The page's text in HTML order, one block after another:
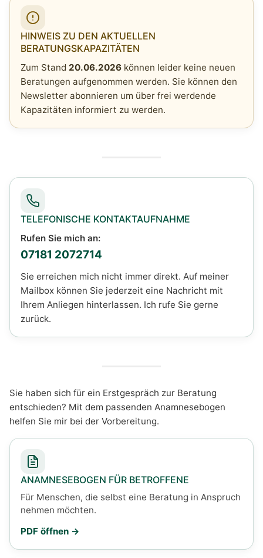
HINWEIS ZU DEN AKTUELLEN
BERATUNGSKAPAZITÄTEN
Zum Stand 20.06.2026 können leider keine neuen
Beratungen aufgenommen werden. Sie können den
Newsletter abonnieren um über frei werdende
Kapazitäten informiert zu werden.
TELEFONISCHE KONTAKTAUFNAHME
Rufen Sie mich an:
07181 2072714
Sie erreichen mich nicht immer direkt. Auf meiner
Mailbox können Sie jederzeit eine Nachricht mit
Ihrem Anliegen hinterlassen. Ich rufe Sie gerne
zurück.
Sie haben sich für ein Erstgespräch zur Beratung
entschieden? Mit dem passenden Anamnesebogen
helfen Sie mir bei der Vorbereitung.
ANAMNESEBOGEN FÜR BETROFFENE
Für Menschen, die selbst eine Beratung in Anspruch
nehmen möchten.
PDF öffnen